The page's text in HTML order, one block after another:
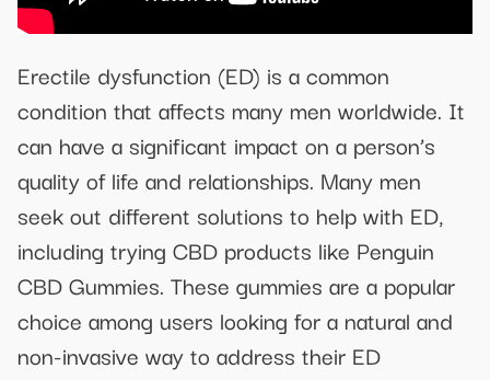
Erectile dysfunction (ED) is a common
condition that affects many men worldwide. It
can have a significant impact on a person’s
quality of life and relationships. Many men
seek out different solutions to help with ED,
including trying CBD products like Penguin
CBD Gummies. These gummies are a popular
choice among users looking for a natural and
non-invasive way to address their ED